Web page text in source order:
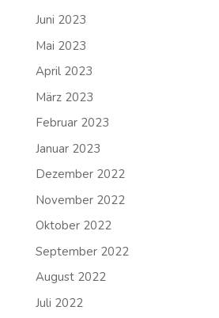
Juni 2023
Mai 2023
April 2023
März 2023
Februar 2023
Januar 2023
Dezember 2022
November 2022
Oktober 2022
September 2022
August 2022
Juli 2022